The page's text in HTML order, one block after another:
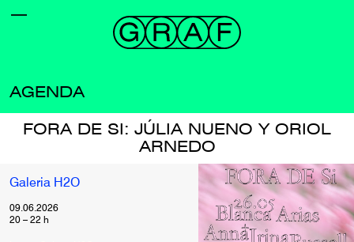
AGENDA
FORA DE SI: JÚLIA NUENO Y ORIOL
ARNEDO
Galeria H2O
09.06.2026
20 – 22 h